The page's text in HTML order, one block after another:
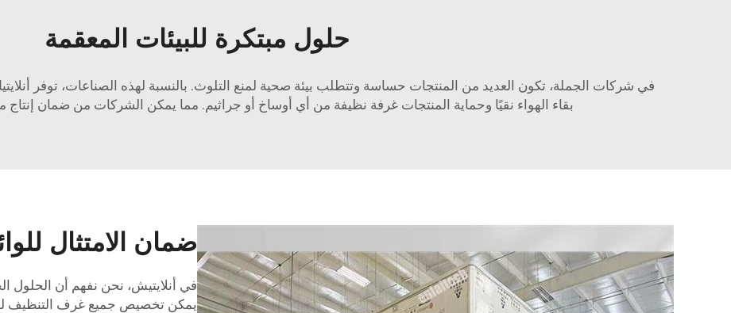
حلول مبتكرة للبيئات المعقمة
في شركات الجملة، تكون العديد من المنتجات حساسة وتتطلب بيئة صحية لمنع التلوث. بالنسبة لهذه الصناعات، توفر
بقاء الهواء نقيًا وحماية المنتجات غرفة نظيفة من أي أوساخ أو جراثيم. مما يمكن الشركات من ضمان إنتاج
ضمان الامتثال
في أنلايتيش، نحن نفهم أن الحلول
يمكن تخصيص جميع غرف التنظيف